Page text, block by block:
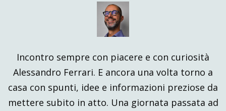
Incontro sempre con piacere e con curiosità
Alessandro Ferrari. E ancora una volta torno a
casa con spunti, idee e informazioni preziose da
mettere subito in atto. Una giornata passata ad